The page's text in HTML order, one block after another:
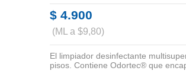
$ 4.900
(ML a $9,80)
El limpiador desinfectante
pisos. Contiene Odortec® que